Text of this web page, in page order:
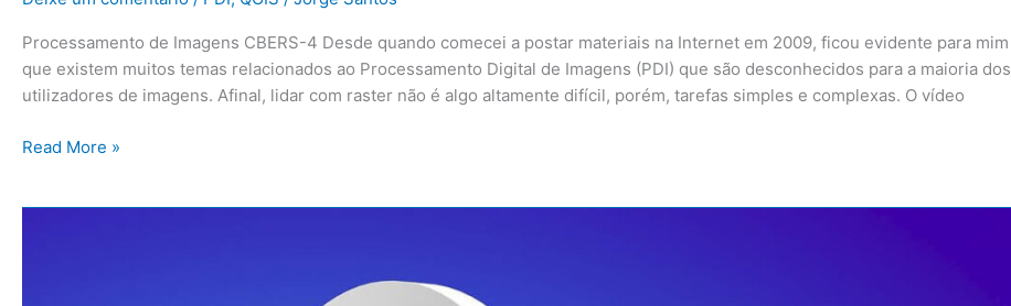
Processamento de Imagens CBERS-4 Desde quando comecei a postar materiais na Internet em 2009, ficou evidente para mim
que existem muitos temas relacionados ao Processamento Digital de Imagens (PDI) que são desconhecidos para a maioria dos
utilizadores de imagens. Afinal, lidar com raster não é algo altamente difícil, porém, tarefas simples e complexas. O vídeo
Read More »